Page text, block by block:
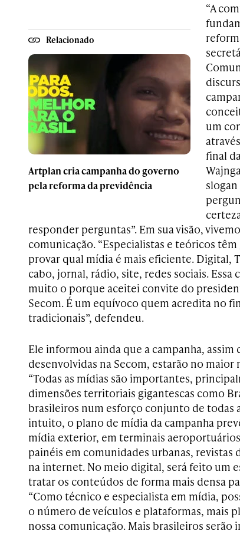
Relacionado
Artplan cria campanha do governo
pela reforma da previdência
“A
um
final
slogan
responder perguntas”. Em sua visão,
comunicação. “Especialistas e teóricos
provar qual mídia é mais eficiente. Digital,
cabo, jornal, rádio, site, redes sociais. Essa
muito o porque aceitei convite do
Secom. É um equívoco quem acredita no
tradicionais”, defendeu.
Ele informou ainda que a campanha,
desenvolvidas na Secom, estarão no
“Todas as mídias são importantes,
dimensões territoriais gigantescas como
brasileiros num esforço conjunto de todas
intuito, o plano de mídia da campanha
mídia exterior, em terminais
painéis em comunidades urbanas, revistas
na internet. No meio digital, será feito um
tratar os conteúdos de forma mais densa
“Como técnico e especialista em mídia,
o número de veículos e plataformas, mais
nossa comunicação. Mais brasileiros serão